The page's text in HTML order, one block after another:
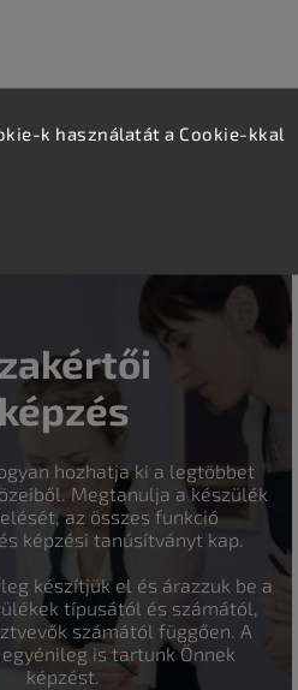
k használatát a Cookie-kkal
képzés
hozhatja ki a legtöbbet
Megtanulja a készülék
az összes funkció
képzési tanúsítványt kap.
készítjük el és árazzuk be a
típusától és számától,
számától függően. A
is tartunk Önnek
képzést.